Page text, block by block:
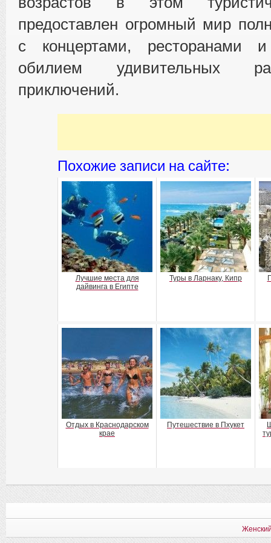
предоставлен огромный мир
с концертами, ресторанами
обилием удивительных
приключений.
Похожие записи на сайте:
Лучшие места для
дайвинга в Египте
Туры в Ларнаку, Кипр
Отдых в Краснодарском
крае
Путешествие в Пхукет